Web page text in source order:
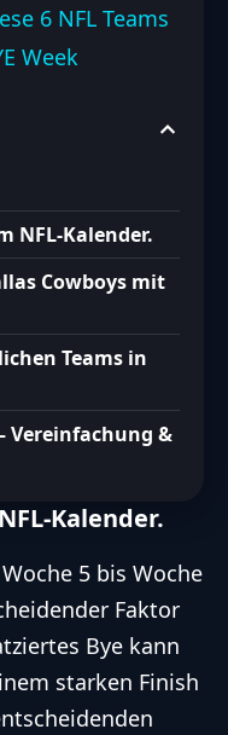
6 NFL Teams
Week
NFL-Kalender.
Cowboys mit
Teams in
Vereinfachung &
Kalender.
5 bis Woche
Faktor
Bye kann
starken Finish